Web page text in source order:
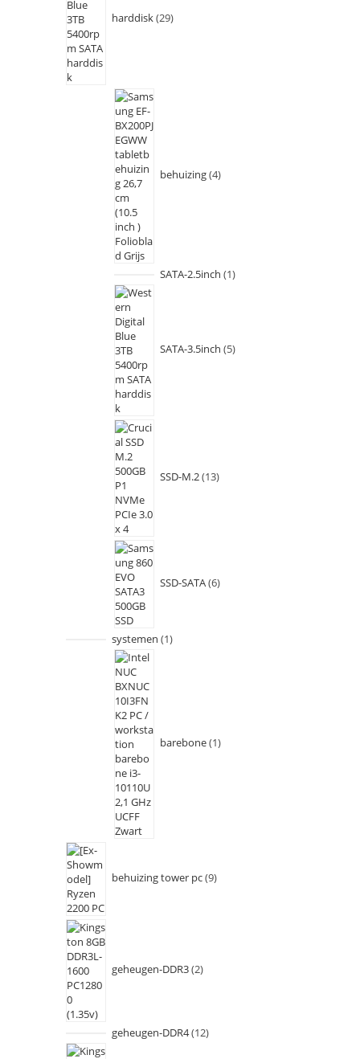
harddisk 29
behuizing 4
SATA-2.5inch 1
SATA-3.5inch 5
SSD-M.2 13
SSD-SATA 6
systemen 1
barebone 1
behuizing tower pc 9
geheugen-DDR3 2
geheugen-DDR4 12